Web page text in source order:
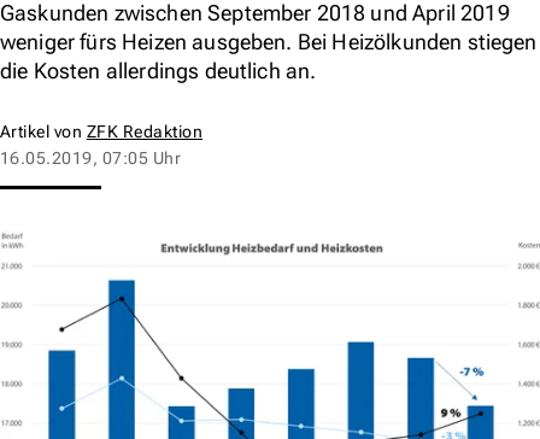
Gaskunden zwischen September 2018 und April 2019
weniger fürs Heizen ausgeben. Bei Heizölkunden stiegen
die Kosten allerdings deutlich an.
Artikel von ZFK Redaktion
16.05.2019, 07:05 Uhr